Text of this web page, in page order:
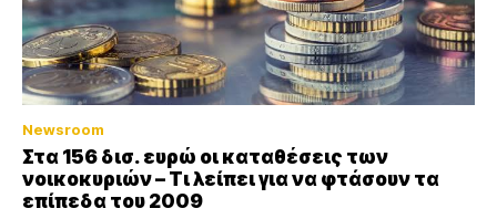
Newsroom
Στα 156 δισ. ευρώ οι καταθέσεις των
νοικοκυριών – Τι λείπει για να φτάσουν τα
επίπεδα του 2009